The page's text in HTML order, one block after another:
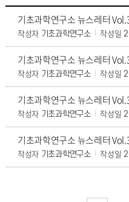
기초과학연구소 뉴스레터
작성자 기초과학연구소 작성일
기초과학연구소 뉴스레터
작성자 기초과학연구소 작성일
기초과학연구소 뉴스레터
작성자 기초과학연구소 작성일
기초과학연구소 뉴스레터
작성자 기초과학연구소 작성일